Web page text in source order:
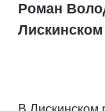
Роман